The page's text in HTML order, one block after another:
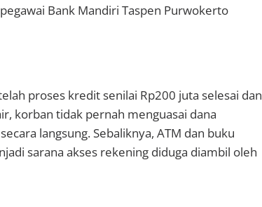
Bank Mandiri Taspen Purwokerto
proses kredit senilai Rp200 juta selesai dan
korban tidak pernah menguasai dana
langsung. Sebaliknya, ATM dan buku
sarana akses rekening diduga diambil oleh